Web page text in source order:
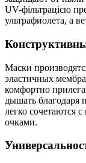
UV-фільтрацією
ультрафиолета, а
Маски
эластичных
комфортно
дышать благодаря
легко сочетаются
очками.